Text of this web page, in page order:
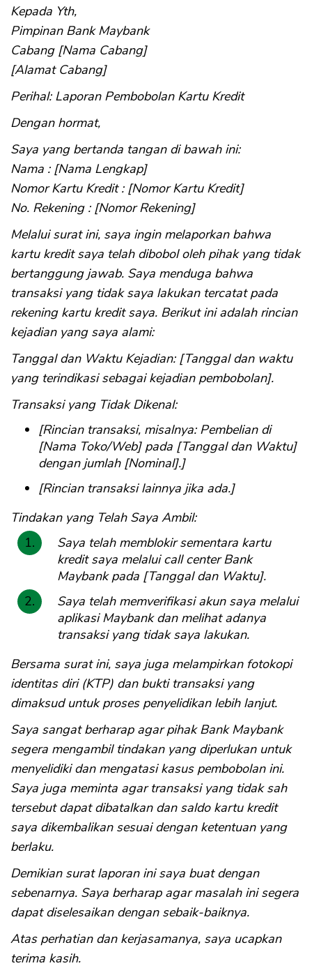
Kepada Yth,
Pimpinan Bank Maybank
Cabang [Nama Cabang]
[Alamat Cabang]
Perihal: Laporan Pembobolan Kartu Kredit
Dengan hormat,
Saya yang bertanda tangan di bawah ini:
Nama : [Nama Lengkap]
Nomor Kartu Kredit : [Nomor Kartu Kredit]
No. Rekening : [Nomor Rekening]
Melalui surat ini, saya ingin melaporkan bahwa
kartu kredit saya telah dibobol oleh pihak yang tidak
bertanggung jawab. Saya menduga bahwa
transaksi yang tidak saya lakukan tercatat pada
rekening kartu kredit saya. Berikut ini adalah rincian
kejadian yang saya alami:
Tanggal dan Waktu Kejadian: [Tanggal dan waktu
yang terindikasi sebagai kejadian pembobolan].
Transaksi yang Tidak Dikenal:
[Rincian transaksi, misalnya: Pembelian di
[Nama Toko/Web] pada [Tanggal dan Waktu]
dengan jumlah [Nominal].]
[Rincian transaksi lainnya jika ada.]
Tindakan yang Telah Saya Ambil:
Saya telah memblokir sementara kartu
kredit saya melalui call center Bank
Maybank pada [Tanggal dan Waktu].
Saya telah memverifikasi akun saya melalui
aplikasi Maybank dan melihat adanya
transaksi yang tidak saya lakukan.
Bersama surat ini, saya juga melampirkan fotokopi
identitas diri (KTP) dan bukti transaksi yang
dimaksud untuk proses penyelidikan lebih lanjut.
Saya sangat berharap agar pihak Bank Maybank
segera mengambil tindakan yang diperlukan untuk
menyelidiki dan mengatasi kasus pembobolan ini.
Saya juga meminta agar transaksi yang tidak sah
tersebut dapat dibatalkan dan saldo kartu kredit
saya dikembalikan sesuai dengan ketentuan yang
berlaku.
Demikian surat laporan ini saya buat dengan
sebenarnya. Saya berharap agar masalah ini segera
dapat diselesaikan dengan sebaik-baiknya.
Atas perhatian dan kerjasamanya, saya ucapkan
terima kasih.
OK
CANCEL